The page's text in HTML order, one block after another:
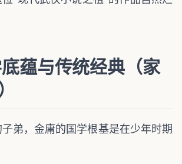
蕴与传统经典（家
弟，金庸的国学根基是在少年时期